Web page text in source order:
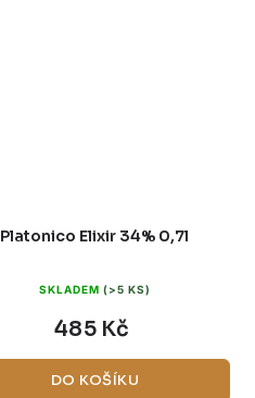
Platonico Elixir 34% 0,7l
SKLADEM (>5 KS)
485 Kč
DO KOŠÍKU